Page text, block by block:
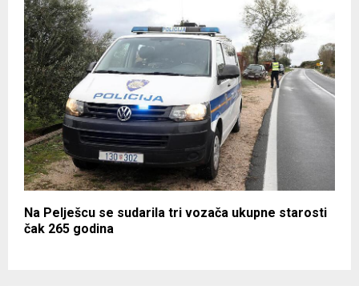
Na Pelješcu se sudarila tri vozača ukupne starosti
čak 265 godina